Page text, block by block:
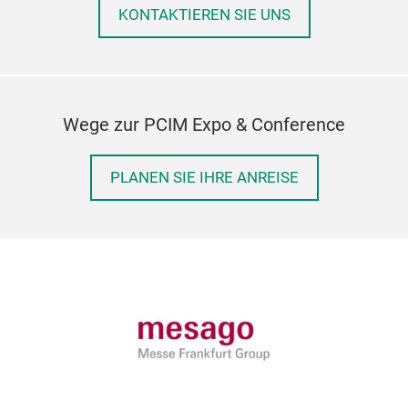
KONTAKTIEREN SIE UNS
Wege zur PCIM Expo & Conference
PLANEN SIE IHRE ANREISE